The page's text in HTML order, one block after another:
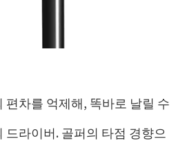
편차를 억제해, 똑바로 날릴 수
드라이버. 골퍼의 타점 경향으